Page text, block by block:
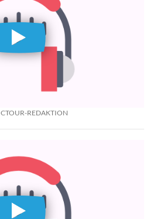
CTOUR-REDAKTION